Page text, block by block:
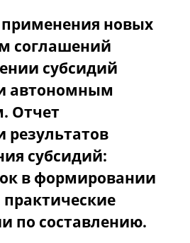
новых
соглашений
субсидий
автономным
Отчет
результатов
субсидий:
в формировании
по составлению.